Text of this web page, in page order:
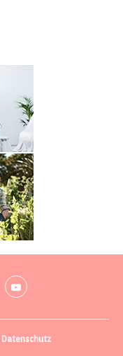
Datenschutz